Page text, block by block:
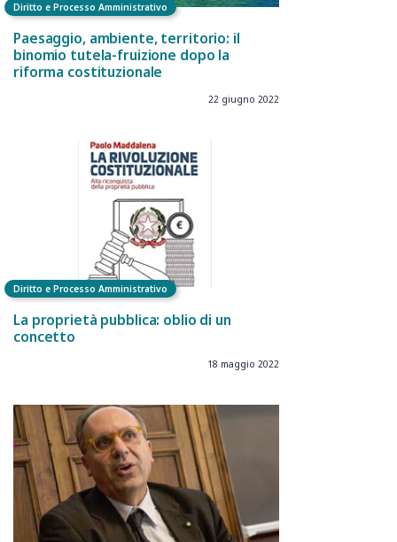
Diritto e Processo Amministrativo
Paesaggio, ambiente, territorio: il
binomio tutela-fruizione dopo la
riforma costituzionale
22 giugno 2022
Diritto e Processo Amministrativo
La proprietà pubblica: oblio di un
concetto
18 maggio 2022